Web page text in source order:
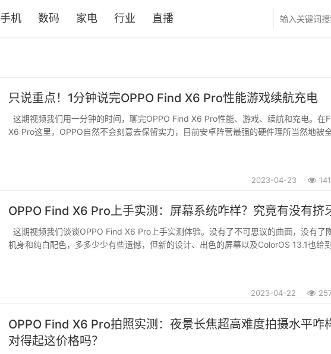
手机 数码 家电 行业 直播
只说重点！1分钟说完OPPO Find X6 Pro性能游戏续航充电
这期视频我们用一分钟的时间，聊完OPPO Find X6 Pro性能、游戏、续航和充电。在
X6 Pro这里，OPPO自然不会刻意去保留实力，目前安卓阵营最强的硬件理所当然地被
2023-04-23
OPPO Find X6 Pro上手实测：屏幕系统咋样？究竟有没有挤
这期视频我们谈谈OPPO Find X6 Pro上手实测体验。没有了不可思议的曲面，没有了
机身和纯白配色，多多少少有些遗憾，但新的设计、出色的屏幕以及ColorOS 13.1也给
2023-04-22
OPPO Find X6 Pro拍照实测：夜景长焦超高难度拍摄水平咋
对得起这价格吗？